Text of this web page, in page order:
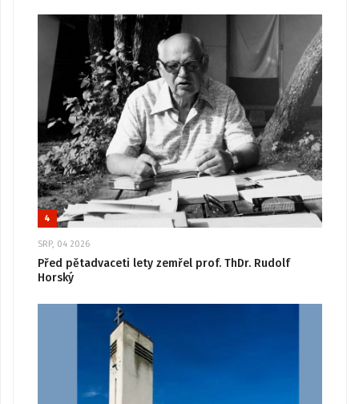
4
SRP, 04 2026
Před pětadvaceti lety zemřel prof. ThDr. Rudolf
Horský